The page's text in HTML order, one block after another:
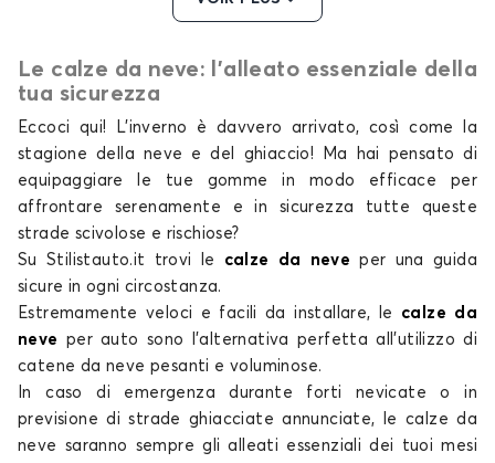
Calze da neve per PEUGEOT 106
Calze da neve per PEUGEOT 107
Le calze da neve: l'alleato essenziale della
tua sicurezza
Eccoci qui! L’inverno è davvero arrivato, così come la
stagione della neve e del ghiaccio! Ma hai pensato di
equipaggiare le tue gomme in modo efficace per
affrontare serenamente e in sicurezza tutte queste
strade scivolose e rischiose?
Su Stilistauto.it trovi le calze da neveper una guida
sicure in ogni circostanza.
Estremamente veloci e facili da installare,
le calze da
neve per auto sono l'alternativa perfetta all'utilizzo di
catene da neve pesanti e voluminose.
In caso di emergenza durante forti nevicate o in
previsione di strade ghiacciate annunciate, le calze da
neve saranno sempre gli alleati essenziali dei tuoi mesi